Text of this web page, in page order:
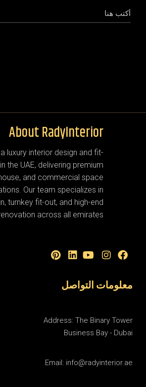
بحث
About RadyInterior
luxury interior design and fit-
the UAE, delivering premium
and commercial space
Our team specializes in
turnkey fit-out, and high-end
across all emirates.
معلومات التواصل
Address: The Binary Tower
Business Bay - Dubai
Email: info@radyinterior.ae